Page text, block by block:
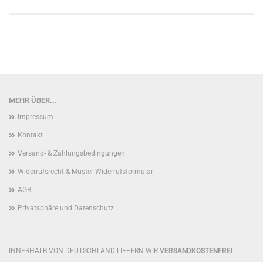
MEHR ÜBER...
Impressum
Kontakt
Versand- & Zahlungsbedingungen
Widerrufsrecht & Muster-Widerrufsformular
AGB
Privatsphäre und Datenschutz
INNERHALB VON DEUTSCHLAND LIEFERN WIR VERSANDKOSTENFREI